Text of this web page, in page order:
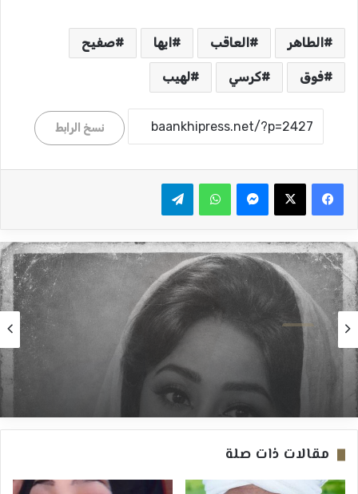
الطاهر العاقب ايها صفيح
فوق كرسي لهيب
نسخ الرابط
واتساب
راي
النيل (من ميدان الكرامة .. إلى شارع المواطن) ــ
راي
*شاهيناز القرشي* تكتب..*إلى ملحدة* ــ
بعانخي برس
مقالات ذات صلة